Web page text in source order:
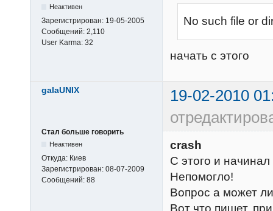
protocol
idle
}
protocol
  pop3_client_workarounds = outlook-no-nuls oe-ns-
eoh
}
protocol lda
Неактивен
Зарегистрирован: 19-05-2005
Сообщений: 2,110
User Karma: 32
No such file or
начать с этого
galaUNIX
19-02-2010
Стал больше говорить
Неактивен
Откуда: Киев
Зарегистрирован: 08-07-2009
Сообщений: 88
crash
С этого и
Непомогло!
Вопрос а может